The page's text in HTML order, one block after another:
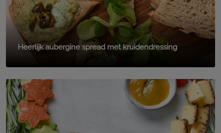
Heerlijk aubergine spread met kruidendressing